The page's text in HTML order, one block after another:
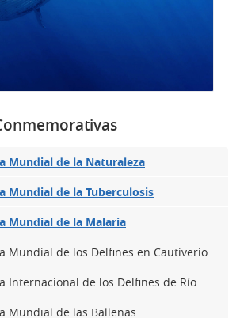
Mundial de la Naturaleza
Mundial de la Tuberculosis
Mundial de la Malaria
Mundial de los Delfines en Cautiverio
Internacional de los Delfines de Río
Mundial de las Ballenas